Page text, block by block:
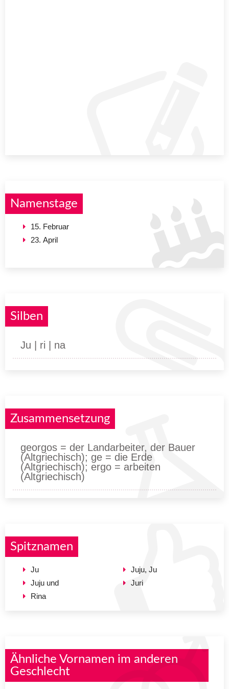
Namenstage
15. Februar
23. April
Silben
Ju | ri | na
Zusammensetzung
georgos = der Landarbeiter, der Bauer
(Altgriechisch); ge = die Erde
(Altgriechisch); ergo = arbeiten
(Altgriechisch)
Spitznamen
Ju
Juju und
Rina
Juju, Ju
Juri
Ähnliche Vornamen im anderen
Geschlecht